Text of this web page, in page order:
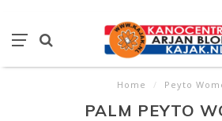
Home / Peyto
PALM PEYTO